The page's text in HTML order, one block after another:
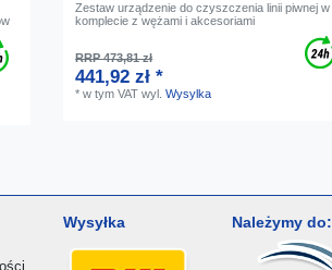
Zestaw urządzenie do czyszczenia linii piwnej w
komplecie z wężami i akcesoriami
RRP 473,81 zł
441,92 zł *
*w tym VAT wyl.Wysylka
Wysyłka Należymy do: